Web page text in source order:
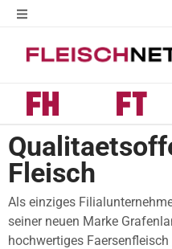
Fleisch
Als einziges
seiner neuen Marke
hochwertiges Faersenfleisch